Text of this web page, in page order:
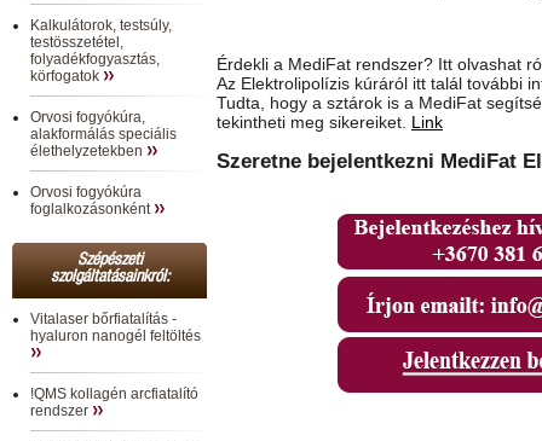
Kalkulátorok, testsúly,
testösszetétel,
folyadékfogyasztás,
körfogatok
Orvosi fogyókúra,
alakformálás speciális
élethelyzetekben
Orvosi fogyókúra
foglalkozásonként
Szépészeti
szolgáltatásainkról:
Vitalaser bőrfiatalítás -
hyaluron nanogél feltöltés
!QMS kollagén arcfiatalító
rendszer
Érdekli a MediFat rendszer? Itt olvashat
Az Elektrolipolízis kúráról itt talál további
Tudta, hogy a sztárok is a MediFat
tekintheti meg sikereiket. Link
Szeretne bejelentkezni MediFat